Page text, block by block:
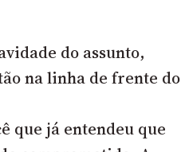
do assunto,
na linha de frente do
que já entendeu que